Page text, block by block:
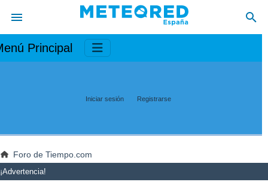
Principal
Iniciar sesión Registrarse
Foro de Tiempo.com
¡Advertencia!